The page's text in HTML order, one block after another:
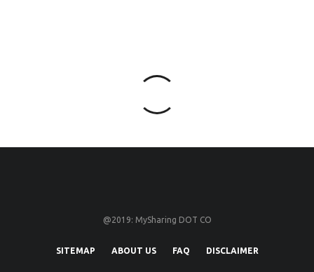
@2019: MySharing DOT CO
SITEMAP ABOUT US FAQ DISCLAIMER